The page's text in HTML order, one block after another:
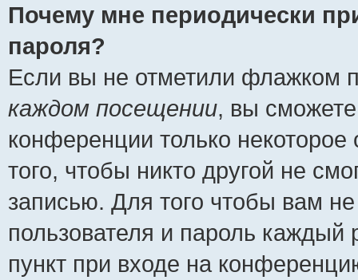
Почему мне периодически
пароля?
Если вы не отметили флажком
каждом посещении, вы
конференции только
того, чтобы никто другой не
записью. Для того чтобы вам
пользователя и пароль
пункт при входе на